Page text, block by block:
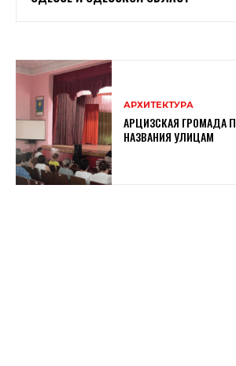
АРХИТЕКТУРА
АРЦИЗСКАЯ ГРОМАДА
НАЗВАНИЯ УЛИЦАМ